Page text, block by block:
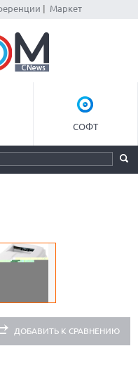
Маркет
СОФТ
ДОБАВИТЬ К СРАВНЕНИЮ